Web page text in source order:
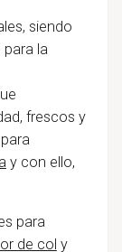
siendo
la
frescos y
y con ello,
para
de col y